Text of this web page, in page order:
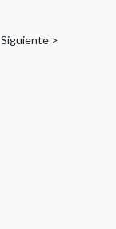
Siguiente >